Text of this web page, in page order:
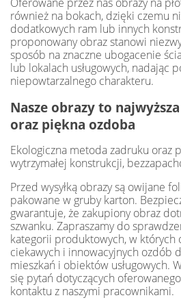
również na bokach, dzięki czemu
dodatkowych ram lub innych
proponowany obraz stanowi
sposób na znaczne ubogacenie
lub lokalach usługowych, nadając
niepowtarzalnego charakteru.
Nasze obrazy to
oraz piękna ozdoba
Ekologiczna metoda zadruku oraz
wytrzymałej konstrukcji,
Przed wysyłką obrazy są owijane
pakowane w gruby karton.
gwarantuje, że zakupiony obraz
szwanku. Zapraszamy do
kategorii produktowych, w których
ciekawych i innowacyjnych ozdób
mieszkań i obiektów usługowych.
się pytań dotyczących
kontaktu z naszymi pracownikami.